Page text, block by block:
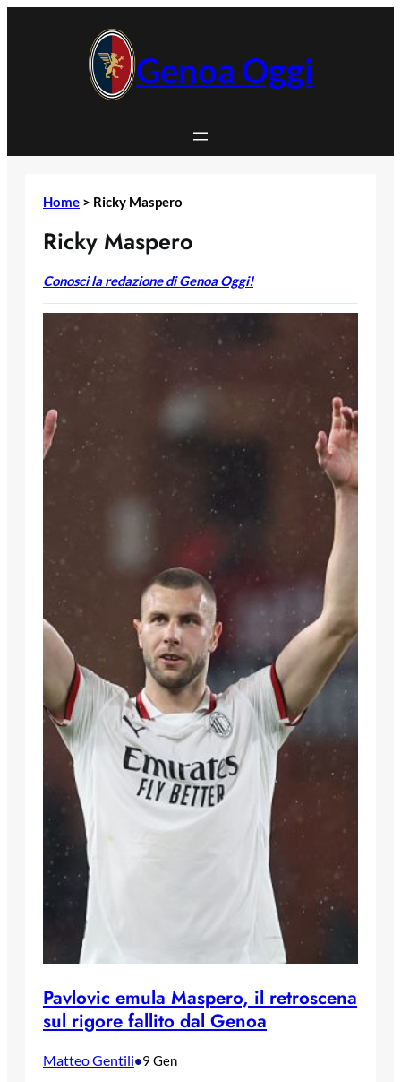
Genoa Oggi
Home > Ricky Maspero
Ricky Maspero
Conosci la redazione di Genoa Oggi!
Pavlovic emula Maspero, il retroscena
sul rigore fallito dal Genoa
Matteo Gentili•9 Gen